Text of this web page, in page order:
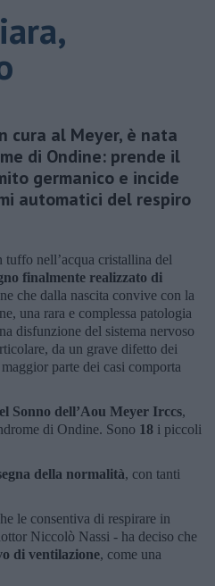
cura al Meyer, è nata
di Ondine: prende il
germanico e incide
automatici del respiro
tuffo nell’acqua cristallina del
finalmente realizzato di
che dalla nascita convive con la
una rara e complessa patologia
disfunzione del sistema nervoso
da un grave difetto dei
parte dei casi comporta
Sonno dell’Aou Meyer Irccs,
di Ondine. Sono 18 i piccoli
della normalità, con tanti
le consentiva di respirare in
Niccolò Nassi - ha deciso che
di ventilazione, come una